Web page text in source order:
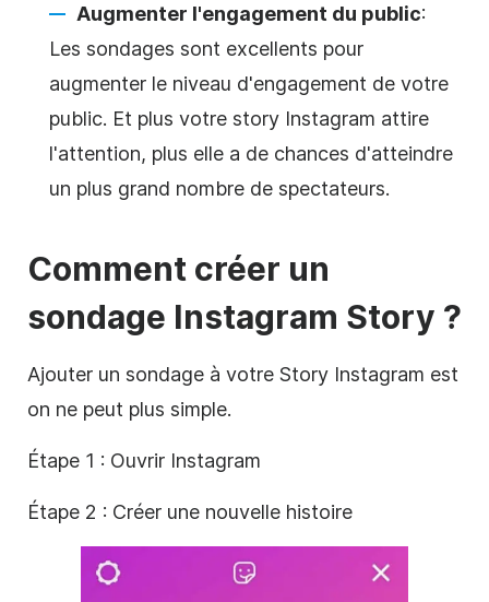
Augmenter l'engagement du public:
Les sondages sont excellents pour
augmenter le niveau d'engagement de votre
public. Et plus votre story Instagram attire
l'attention, plus elle a de chances d'atteindre
un plus grand nombre de spectateurs.
Comment créer un
sondage Instagram Story ?
Ajouter un sondage à votre Story Instagram est
on ne peut plus simple.
Étape 1 : Ouvrir Instagram
Étape 2 : Créer une nouvelle histoire